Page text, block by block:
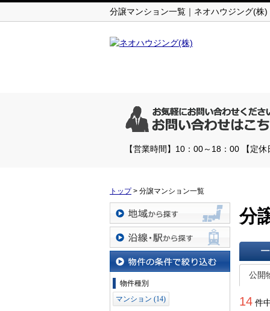
分譲マンション一覧｜ネオハウジング(株)
【営業時間】10：00～18：00 【定
トップ> 分譲マンション一覧
地域から探す
沿線・駅から探す
物件の条件で絞り込む
物件種別
マンション (14)
分
一覧で
公開
14 件